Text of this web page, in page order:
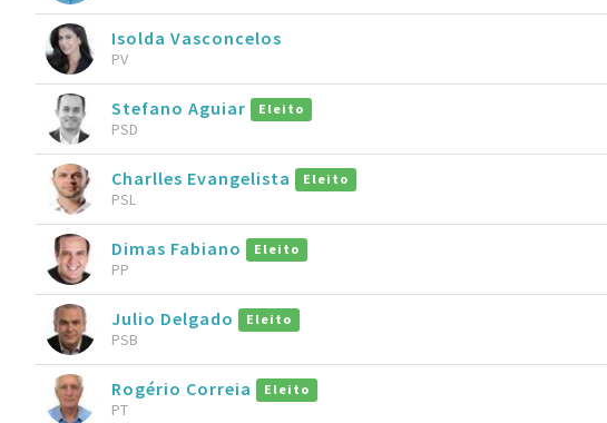
Isolda Vasconcelos
PV
Stefano Aguiar Eleito
PSD
Charlles Evangelista Eleito
PSL
Dimas Fabiano Eleito
PP
Julio Delgado Eleito
PSB
Rogério Correia Eleito
PT